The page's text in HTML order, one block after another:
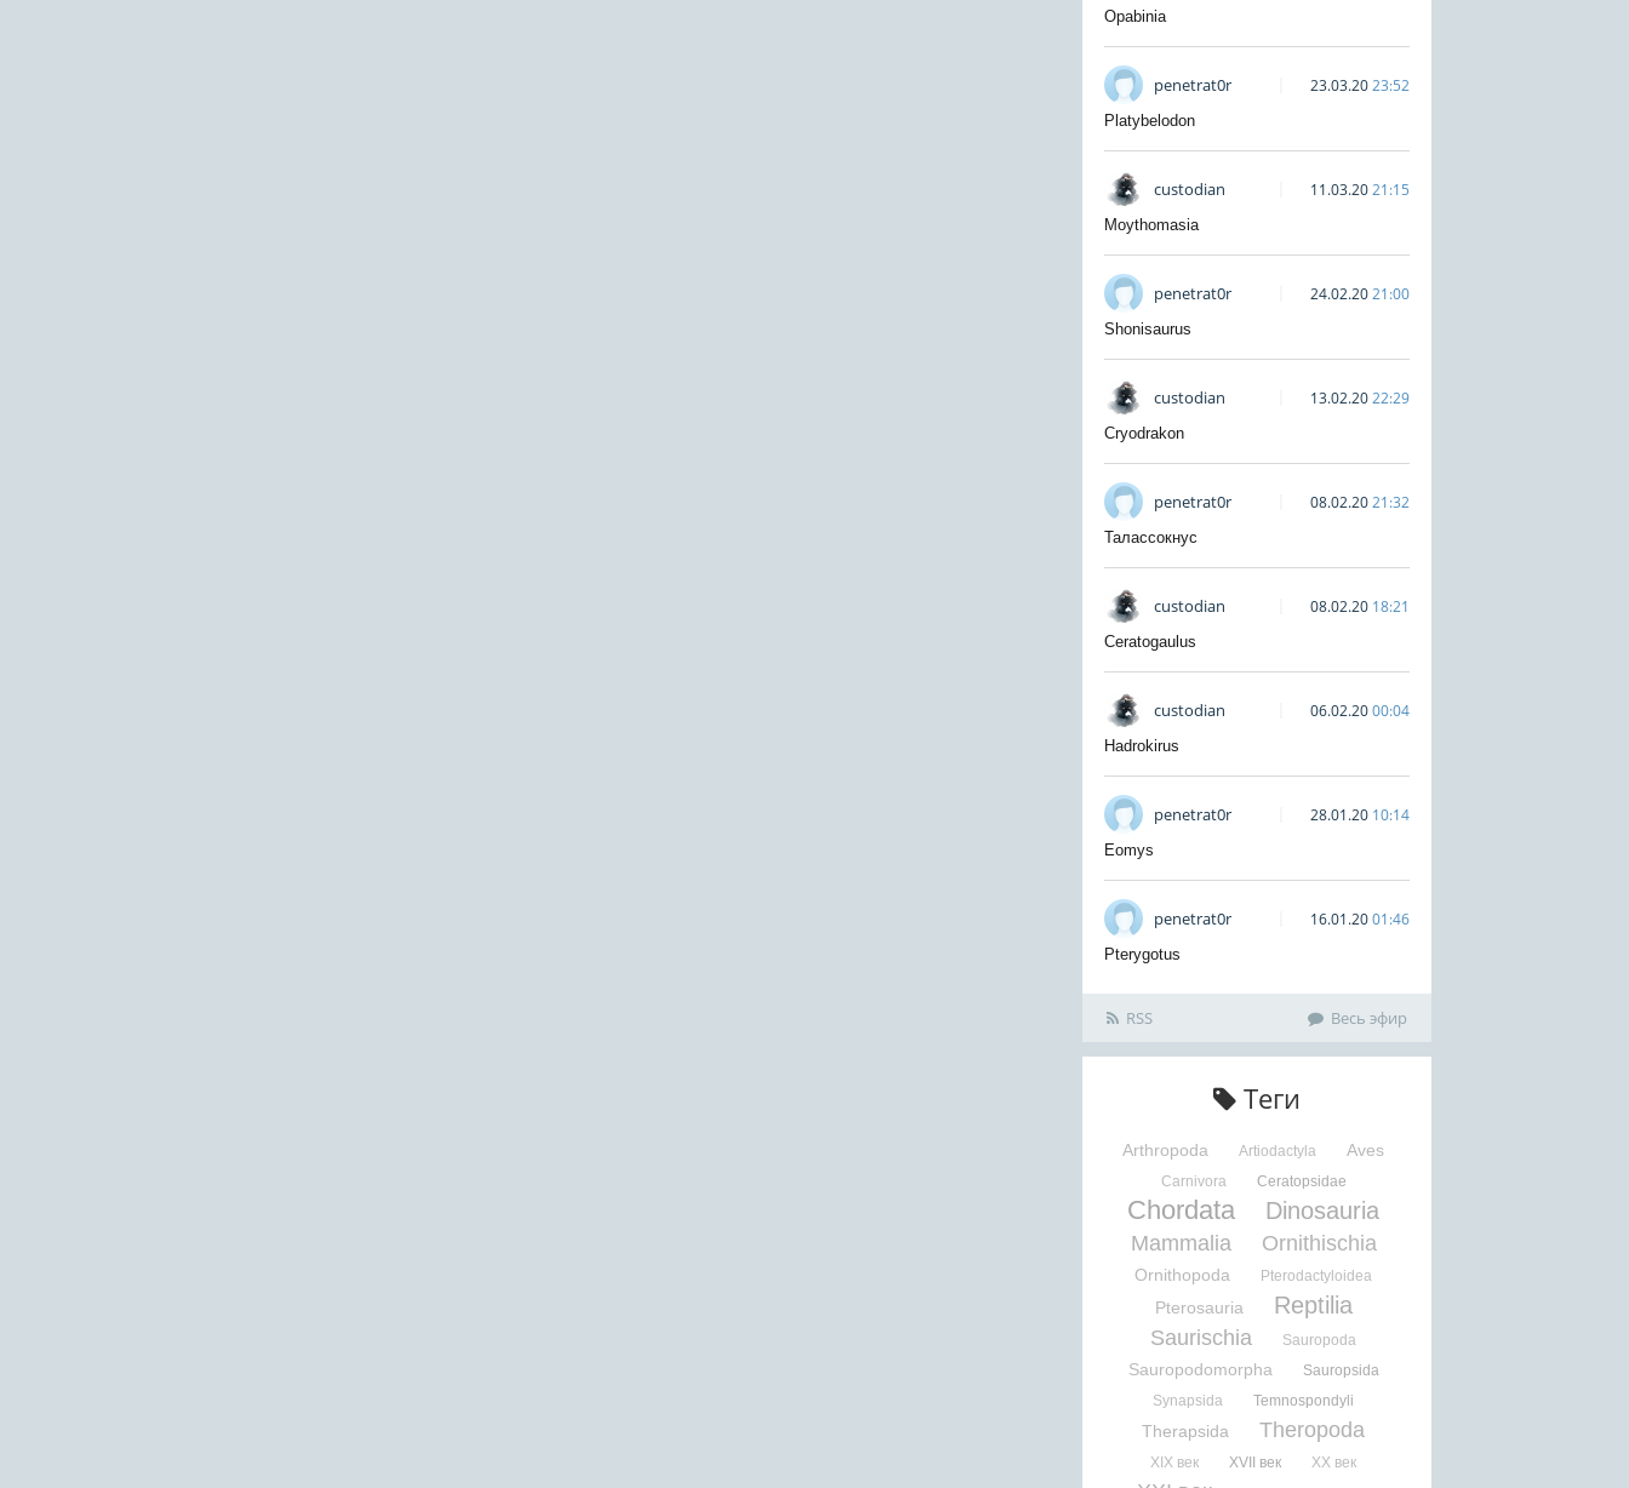
Opabinia
penetrat0r 23.03.2023:52
Platybelodon
custodian 11.03.2021:15
Moythomasia
penetrat0r 24.02.2021:00
Shonisaurus
custodian 13.02.2022:29
Cryodrakon
penetrat0r 08.02.2021:32
Талассокнус
custodian 08.02.20 18:21
Ceratogaulus
custodian 06.02.2000:04
Hadrokirus
penetrat0r 28.01.20 10:14
Eomys
penetrat0r 16.01.2001:46
Pterygotus
RSS Весь эфир
Теги
Arthropoda Artiodactyla Aves
Carnivora Ceratopsidae
Chordata Dinosauria
Mammalia Ornithischia
Ornithopoda Pterodactyloidea
Pterosauria Reptilia
Saurischia Sauropoda
Sauropodomorpha
Sauropsida
Synapsida
Temnospondyli
Therapsida Theropoda
XIX век XVII век XX век